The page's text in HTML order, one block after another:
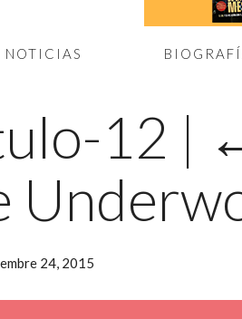
NOTICIAS
12 |
24, 2015